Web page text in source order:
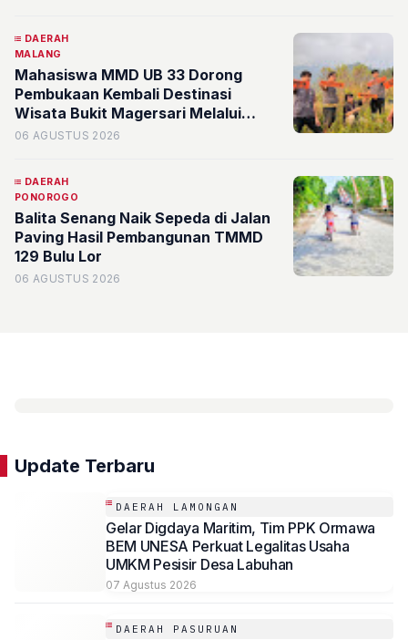
DAERAH
MALANG
Mahasiswa MMD UB 33 Dorong
Pembukaan Kembali Destinasi
Wisata Bukit Magersari Melalui
Pemetaan Potensi
06 AGUSTUS 2026
DAERAH
PONOROGO
Balita Senang Naik Sepeda di Jalan
Paving Hasil Pembangunan TMMD
129 Bulu Lor
06 AGUSTUS 2026
Update Terbaru
DAERAH LAMONGAN
Gelar Digdaya Maritim, Tim PPK Ormawa
BEM UNESA Perkuat Legalitas Usaha
UMKM Pesisir Desa Labuhan
07 Agustus 2026
DAERAH PASURUAN